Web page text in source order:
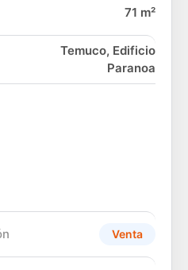
71 m²
Temuco, Edificio
Paranoa
Venta